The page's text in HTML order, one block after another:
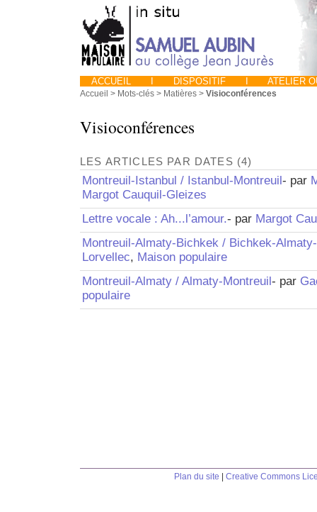
ACCUEIL I DISPOSITIF I ATELIER
Accueil > Mots-clés > Matières > Visioconférences
Visioconférences
LES ARTICLES PAR DATES (4)
Montreuil-Istanbul / Istanbul-Montreuil- par
Margot Cauquil-Gleizes
Lettre vocale : Ah...l’amour.- par Margot
Montreuil-Almaty-Bichkek / Bichkek-
Lorvellec, Maison populaire
Montreuil-Almaty / Almaty-Montreuil- par
populaire
Plan du site Creative Commons